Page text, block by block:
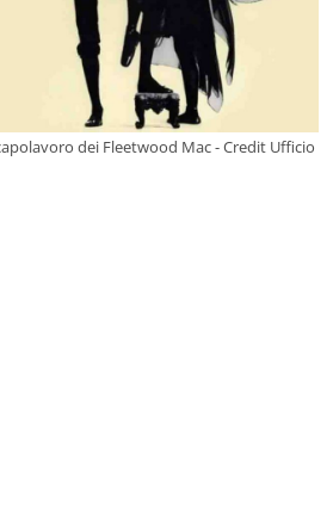
dei Fleetwood Mac - Credit Ufficio